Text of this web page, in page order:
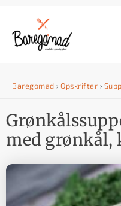
n
h
Baregomad › Opskrifter ›
med grønkål,